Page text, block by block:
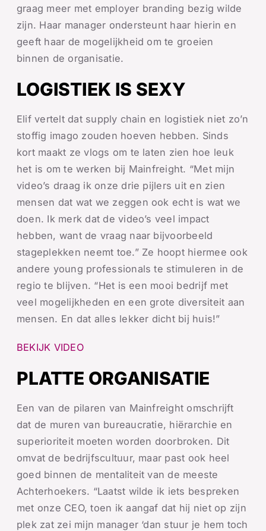
graag meer met employer branding bezig wilde
zijn. Haar manager ondersteunt haar hierin en
geeft haar de mogelijkheid om te groeien
binnen de organisatie.
LOGISTIEK IS SEXY
Elif vertelt dat supply chain en logistiek niet zo’n
stoffig imago zouden hoeven hebben. Sinds
kort maakt ze vlogs om te laten zien hoe leuk
het is om te werken bij Mainfreight. “Met mijn
video’s draag ik onze drie pijlers uit en zien
mensen dat wat we zeggen ook echt is wat we
doen. Ik merk dat de video’s veel impact
hebben, want de vraag naar bijvoorbeeld
stageplekken neemt toe.” Ze hoopt hiermee ook
andere young professionals te stimuleren in de
regio te blijven. “Het is een mooi bedrijf met
veel mogelijkheden en een grote diversiteit aan
mensen. En dat alles lekker dicht bij huis!”
BEKIJK VIDEO
PLATTE ORGANISATIE
Een van de pilaren van Mainfreight omschrijft
dat de muren van bureaucratie, hiërarchie en
superioriteit moeten worden doorbroken. Dit
omvat de bedrijfscultuur, maar past ook heel
goed binnen de mentaliteit van de meeste
Achterhoekers. “Laatst wilde ik iets bespreken
met onze CEO, toen ik aangaf dat hij niet op zijn
plek zat zei mijn manager ‘dan stuur je hem toch